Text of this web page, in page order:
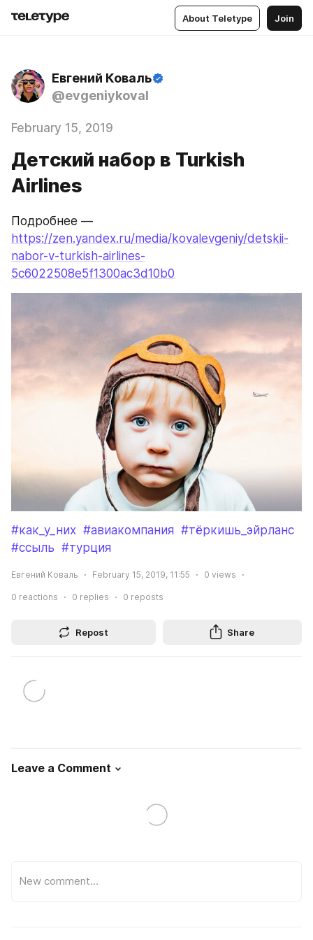
About Teletype Join
Евгений Коваль
@evgeniykoval
February 15, 2019
Детский набор в Turkish
Airlines
https://zen.yandex.ru/media/kovalevgeniy/detskii-
nabor-v-turkish-airlines-
5c6022508e5f1300ac3d10b0
#как_у_них #авиакомпания #тёркишь_эйрланс
#ссыль #турция
Евгений Коваль February 15, 2019, 11:55 0 views
0 reactions 0 replies 0 reposts
Repost Share
Leave a Comment